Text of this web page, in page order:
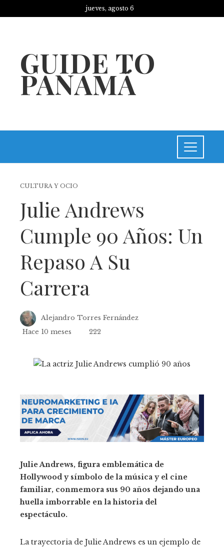
jueves, agosto 6
GUIDE TO
PANAMÁ
CULTURA Y OCIO
Julie Andrews
Cumple 90 Años: Un
Repaso A Su
Carrera
Alejandro Torres Fernández
Hace 10 meses
222
Julie Andrews, figura emblemática de
Hollywood y símbolo de la música y el cine
familiar, conmemora sus 90 años dejando una
huella imborrable en la historia del
espectáculo.
La trayectoria de Julie Andrews es un ejemplo de